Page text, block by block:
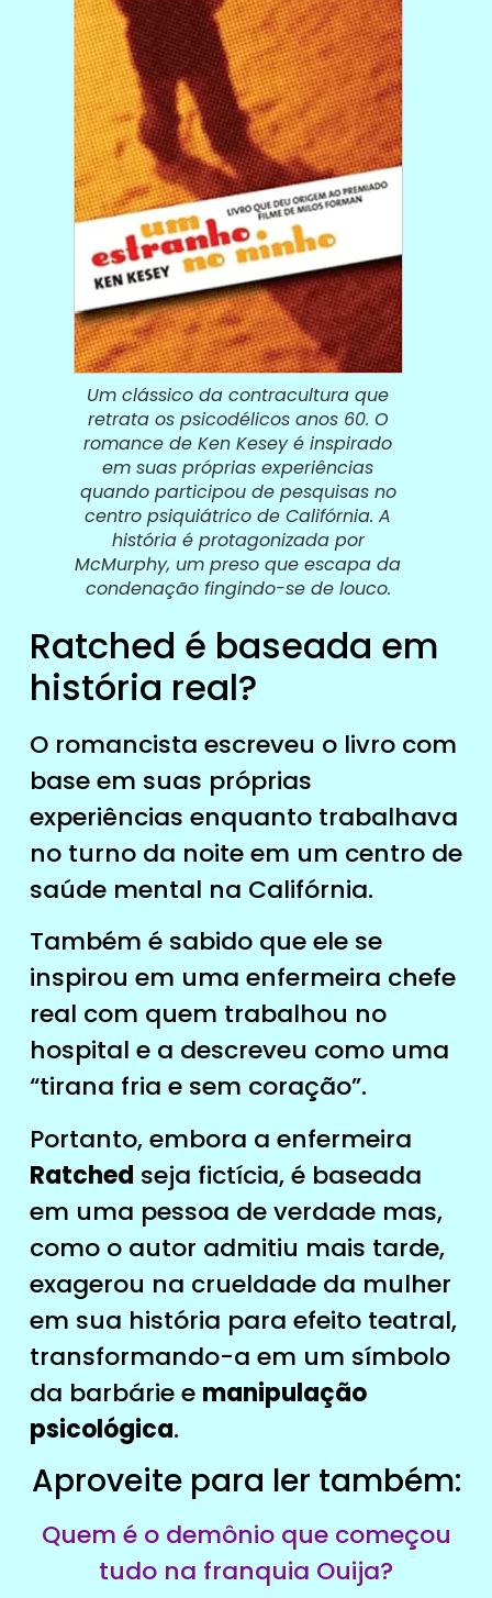
Um clássico da contracultura que
retrata os psicodélicos anos 60. O
romance de Ken Kesey é inspirado
em suas próprias experiências
quando participou de pesquisas no
centro psiquiátrico de Califórnia. A
história é protagonizada por
McMurphy, um preso que escapa da
condenação fingindo-se de louco.
Ratched é baseada em
história real?
O romancista escreveu o livro com
base em suas próprias
experiências enquanto trabalhava
no turno da noite em um centro de
saúde mental na Califórnia.
Também é sabido que ele se
inspirou em uma enfermeira chefe
real com quem trabalhou no
hospital e a descreveu como uma
“tirana fria e sem coração”.
Portanto, embora a enfermeira
Ratched seja fictícia, é baseada
em uma pessoa de verdade mas,
como o autor admitiu mais tarde,
exagerou na crueldade da mulher
em sua história para efeito teatral,
transformando-a em um símbolo
da barbárie e manipulação
psicológica.
Aproveite para ler também:
Quem é o demônio que começou
tudo na franquia Ouija?